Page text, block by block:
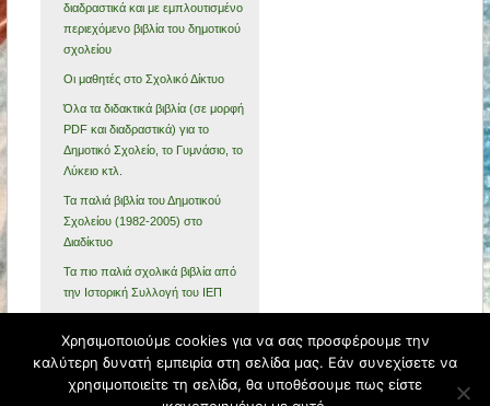
διαδραστικά και με εμπλουτισμένο
περιεχόμενο βιβλία του δημοτικού
σχολείου
Οι μαθητές στο Σχολικό Δίκτυο
Όλα τα διδακτικά βιβλία (σε μορφή
PDF και διαδραστικά) για το
Δημοτικό Σχολείο, το Γυμνάσιο, το
Λύκειο κτλ.
Τα παλιά βιβλία του Δημοτικού
Σχολείου (1982-2005) στο
Διαδίκτυο
Τα πιο παλιά σχολικά βιβλία από
την Ιστορική Συλλογή του ΙΕΠ
Θρησκευμάτων και Αθλητισμού
ΔΗΜΟΤΙΚΟ ΣΧΟΛΕΙΟ ΓΕΦΥΡΑΣ
Φιλοξενείται από Blogs.sch.gr
Χρησιμοποιούμε cookies για να σας προσφέρουμε την
καλύτερη δυνατή εμπειρία στη σελίδα μας. Εάν συνεχίσετε να
χρησιμοποιείτε τη σελίδα, θα υποθέσουμε πως είστε